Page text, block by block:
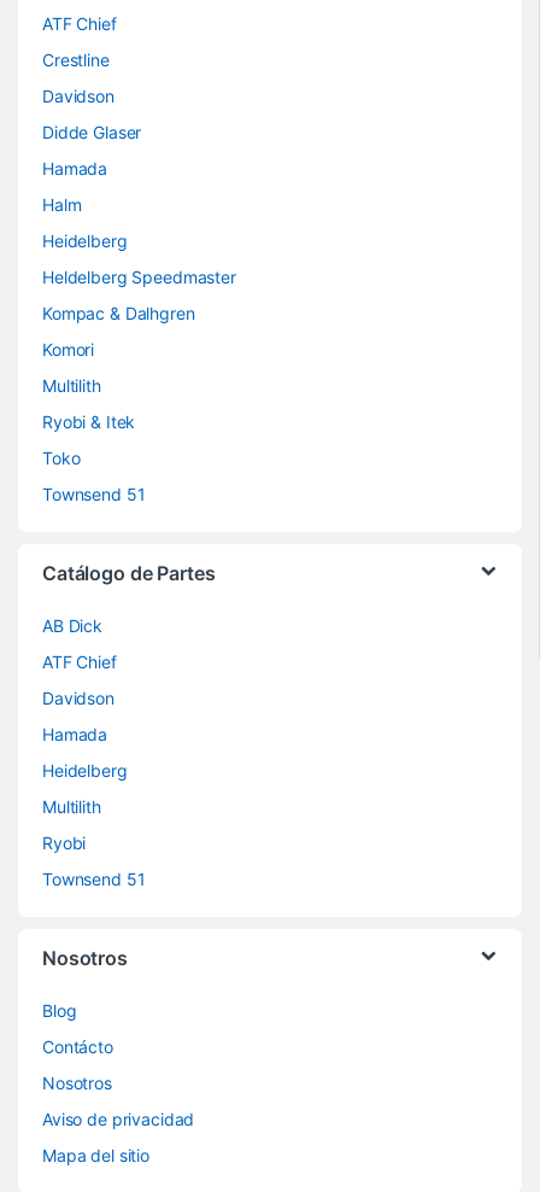
ATF Chief
Crestline
Davidson
Didde Glaser
Hamada
Halm
Heidelberg
Heldelberg Speedmaster
Kompac & Dalhgren
Komori
Multilith
Ryobi & Itek
Toko
Townsend 51
Catálogo de Partes
AB Dick
ATF Chief
Davidson
Hamada
Heidelberg
Multilith
Ryobi
Townsend 51
Nosotros
Blog
Contácto
Nosotros
Aviso de privacidad
Mapa del sitio